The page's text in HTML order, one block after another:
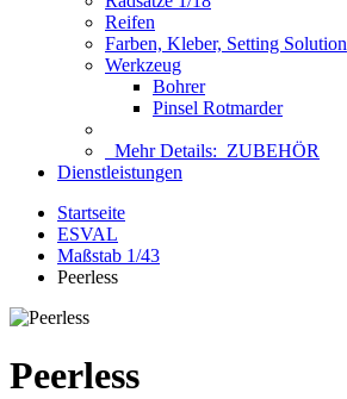
Reifen
Farben, Kleber, Setting Solution
Werkzeug
Bohrer
Pinsel Rotmarder
Mehr Details: ZUBEHÖR
Dienstleistungen
Startseite
ESVAL
Maßstab 1/43
Peerless
Peerless